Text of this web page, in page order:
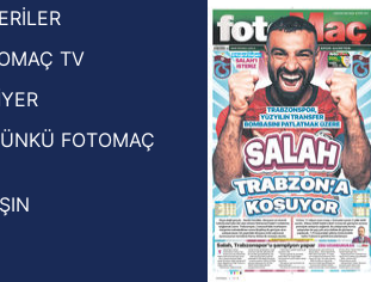
Hernan Crespo, Meksika Ligi
ekiplerinden Atlas'ın yeni teknik direktörü
oldu TV
FOTOMAÇ